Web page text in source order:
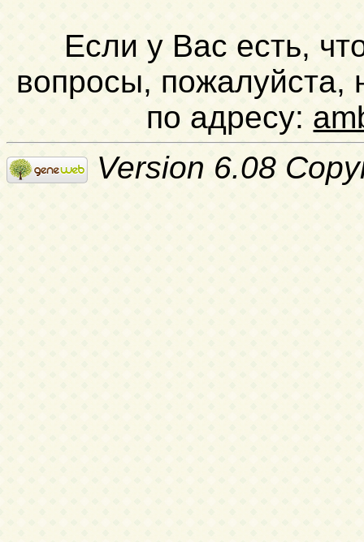
Если у Вас есть,
вопросы, пожалуйста,
по адресу:
Version 6.08